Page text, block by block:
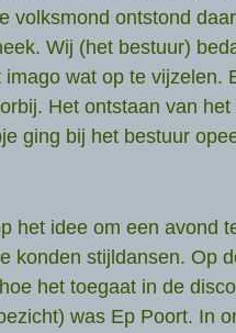
volksmond ontstond
Wij (het bestuur)
wat op te vijzelen.
Het ontstaan van
ging bij het bestuur
het idee om een avond
konden stijldansen. Op
het toegaat in de
was Ep Poort. In